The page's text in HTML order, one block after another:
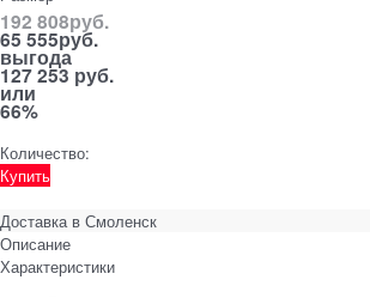
192 808руб.
65 555руб.
выгода
127 253 руб.
или
66%
Количество:
Купить
Доставка в Смоленск
Описание
Характеристики